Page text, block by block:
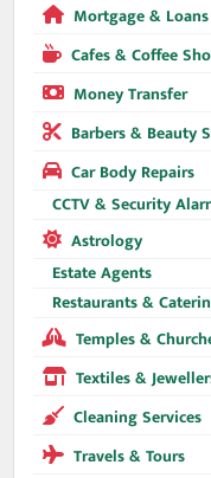
Mortgage & Loans
Cafes & Coffee
Money Transfer
Barbers & Beauty
Car Body Repairs
CCTV & Security
Astrology
Estate Agents
Restaurants &
Temples &
Textiles &
Cleaning Services
Travels & Tours